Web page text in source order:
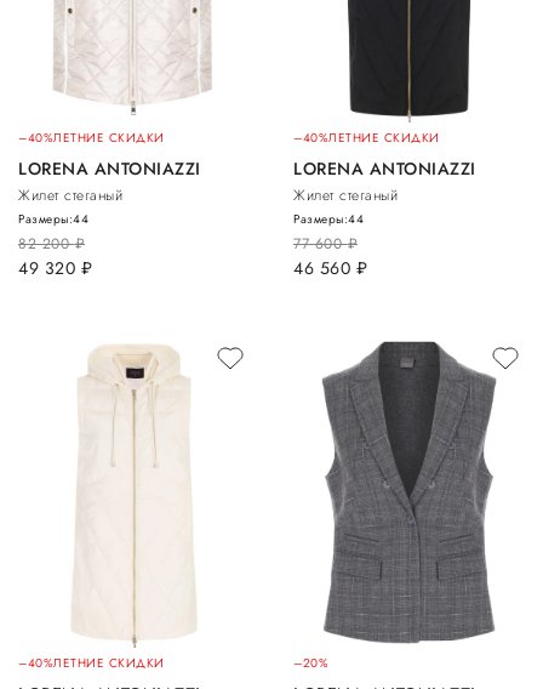
–40%ЛЕТНИЕ СКИДКИ
LORENA ANTONIAZZI
Жилет стеганый
82 200руб.
49 320 руб.
Размеры:44
–40%ЛЕТНИЕ СКИДКИ
LORENA ANTONIAZZI
Жилет стеганый
77 600руб.
46 560 руб.
Размеры:44
–40%ЛЕТНИЕ СКИДКИ –20%